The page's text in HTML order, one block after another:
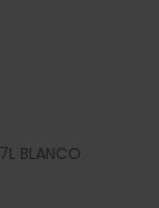
BLANCO